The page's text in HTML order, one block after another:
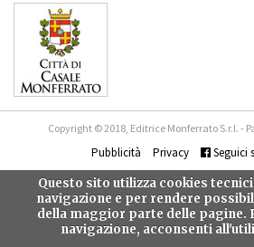
Copyright © 2018, Editrice Monferrato S.r.l. -
Pubblicità Privacy Seguici
Questo sito utilizza cookies
navigazione e per rendere
della maggior parte delle pagine.
navigazione, acconsenti